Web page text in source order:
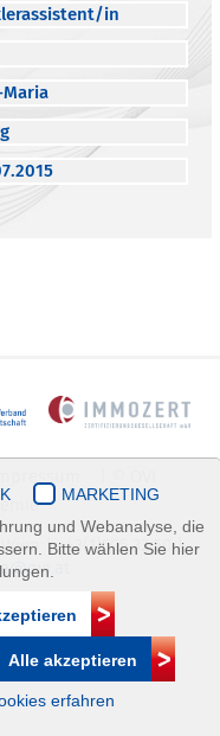
in
Maria
| +43(1)505 32 50 |
MARKETING
und Webanalyse, die
Bitte wählen Sie hier
Alle akzeptieren
erfahren